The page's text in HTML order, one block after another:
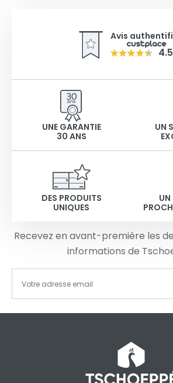
Avis
4.5
UNE GARANTIE
30 ANS
UN
DES PRODUITS
UNIQUES
UN
Recevez en avant-première les
informations de